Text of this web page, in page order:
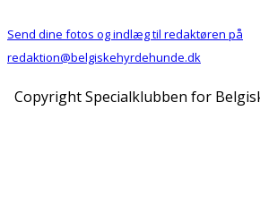
Send dine fotos og indlæg til redaktøren på
redaktion@belgiskehyrdehunde.dk
Copyright Specialklubben for